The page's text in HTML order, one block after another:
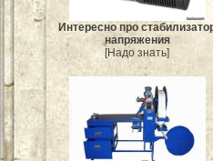
Интересно про
напряжения
[Надо знать]